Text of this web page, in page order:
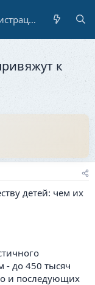
Регистрация
к
детей: чем их
- до 450 тысяч
и последующих